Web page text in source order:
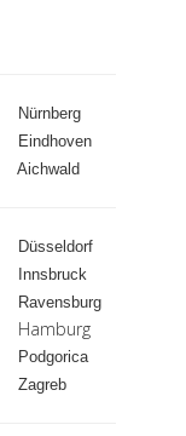
Nürnberg
Eindhoven
Aichwald
Düsseldorf
Innsbruck
Ravensburg
Hamburg
Podgorica
Zagreb